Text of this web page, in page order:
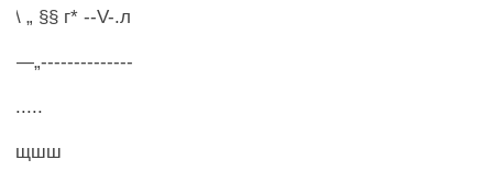
\ „ §§ г* --V-.л
—„--------------
.....
щшш